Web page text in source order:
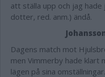
att ställa upp och jag hade
dotter, red. anm.) ändå.
Dagens match mot
men Vimmerby hade klart
lägen på sina